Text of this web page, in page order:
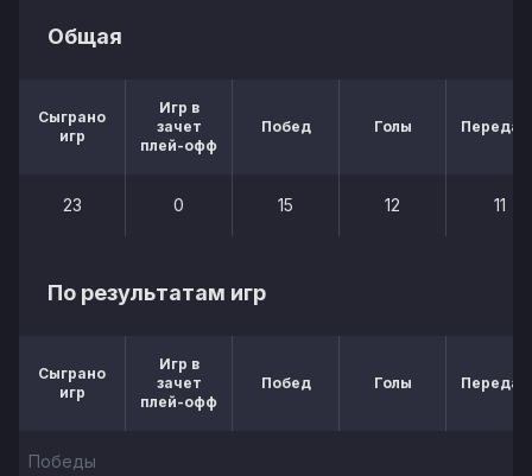
Общая
Сыграно
игр
Игр в
зачет
плей-офф
Побед Голы
23 0 15 12 11
По результатам игр
Сыграно
игр
Игр в
зачет
плей-офф
Побед Голы
Победы